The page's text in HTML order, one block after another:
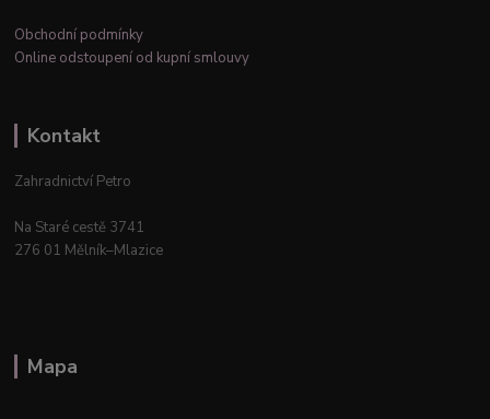
Obchodní podmínky
Online odstoupení od kupní smlouvy
Kontakt
Zahradnictví Petro
Na Staré cestě 3741
276 01 Mělník–Mlazice
Mapa